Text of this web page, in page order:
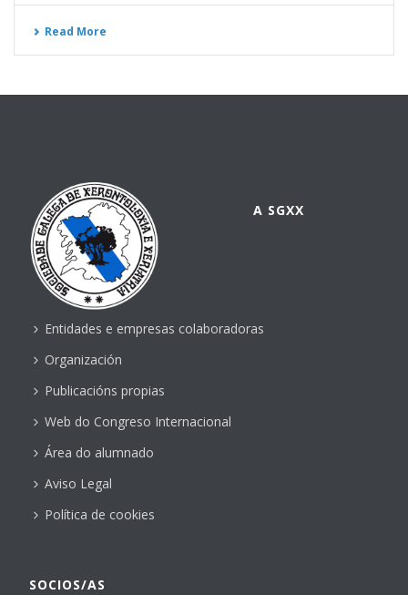
Read More
A SGXX
Entidades e empresas colaboradoras
Organización
Publicacións propias
Web do Congreso Internacional
Área do alumnado
Aviso Legal
Política de cookies
SOCIOS/AS